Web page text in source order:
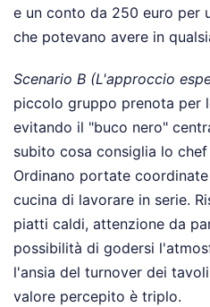
e un conto da 250 euro per
che potevano avere in
Scenario B (L'approccio
piccolo gruppo prenota per
evitando il "buco nero"
subito cosa consiglia lo
Ordinano portate
cucina di lavorare in serie.
piatti caldi, attenzione da
possibilità di godersi
l'ansia del turnover dei
valore percepito è triplo.